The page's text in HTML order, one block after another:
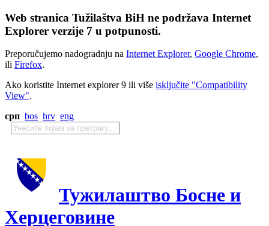
Web stranica Tužilaštva BiH ne podržava Internet
Explorer verzije 7 u potpunosti.
Preporučujemo nadogradnju na Internet Explorer, Google Chrome,
ili Firefox.
Ako koristite Internet explorer 9 ili više isključite "Compatibility
View".
срп bos hrv eng
Тужилаштво Босне и
Херцеговине